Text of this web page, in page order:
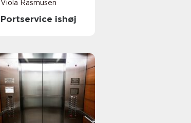
Viola Rasmusen
Portservice ishøj